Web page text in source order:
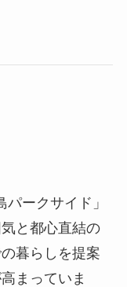
ークサイド」
と都心直結の
暮らしを提案
まっていま